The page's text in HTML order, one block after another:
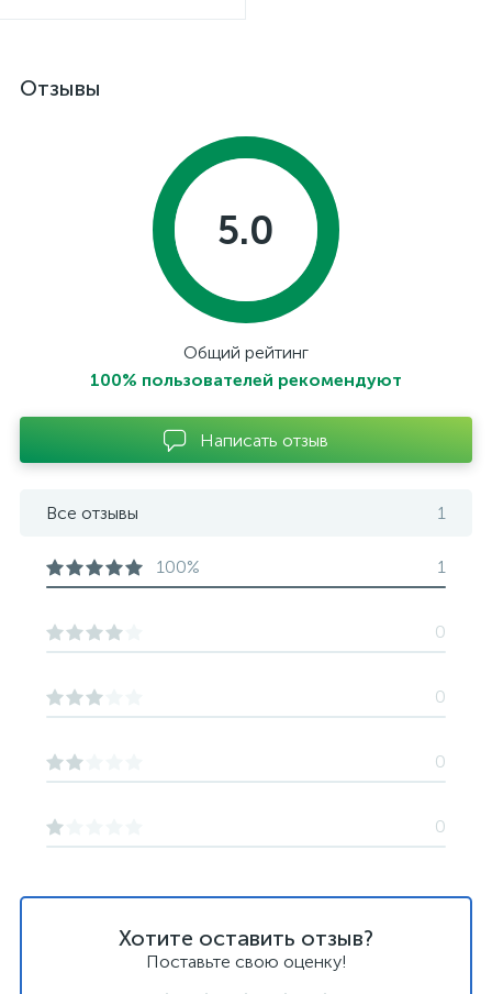
Отзывы
Хотите оставить отзыв?
Поставьте свою оценку!
5.0
Общий рейтинг
100% пользователей рекомендуют
Написать отзыв
Все отзывы 1
100% 1
0
0
0
0